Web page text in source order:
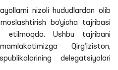
nizoli hududlardan olib
bo‘yicha tajribasi
etilmoqda. Ushbu tajribani
Qirg‘iziston,
delegatsiyalari